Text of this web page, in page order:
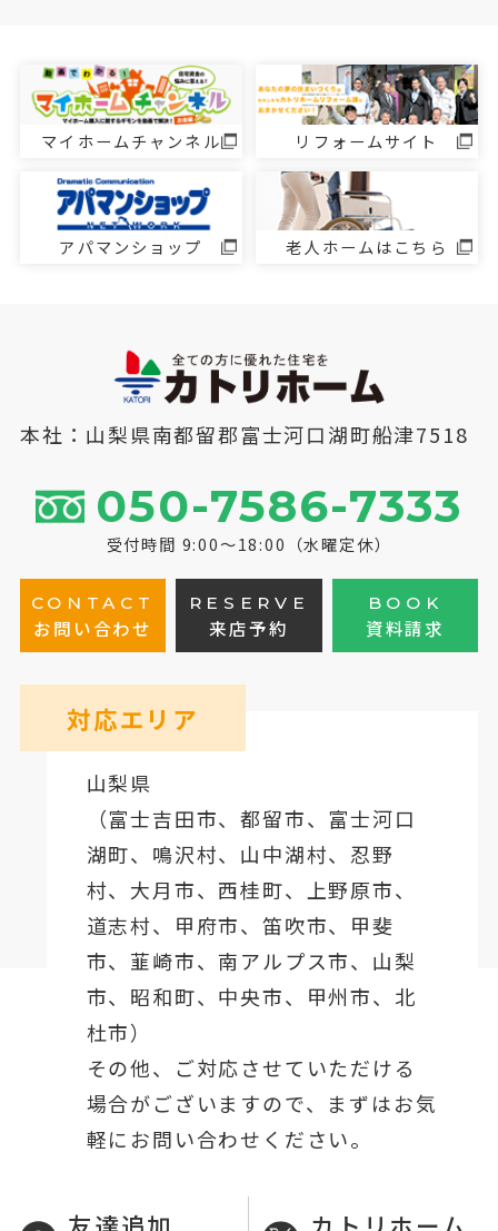
マイホームチャンネル リフォームサイト
アパマンショップ 老人ホームはこちら
本社：山梨県南都留郡富士河口湖町船津7518
050-7586-7333
受付時間 9:00～18:00（水曜定休）
CONTACT
お問い合わせ
RESERVE
来店予約
BOOK
資料請求
対応エリア
山梨県
（富士吉田市、都留市、 富士河口
湖町、鳴沢村、山中湖村、忍野
村、 大月市、西桂町、上野原市、
道志村、 甲府市、笛吹市、甲斐
市、韮崎市、南アルプス市、山梨
市、昭和町、中央市、甲州市、北
杜市）
その他、ご対応させていただける
場合がございますので、まずはお気
軽にお問い合わせください。